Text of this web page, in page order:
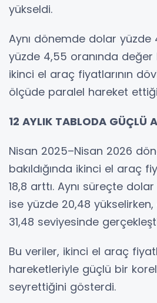
yükseldi.
Aynı dönemde dolar yüzde
yüzde 4,55 oranında değer
ikinci el araç fiyatlarının
ölçüde paralel hareket
12 AYLIK TABLODA GÜÇLÜ
Nisan 2025–Nisan 2026
bakıldığında ikinci el araç
18,8 arttı. Aynı süreçte
ise yüzde 20,48
31,48 seviyesinde
Bu veriler, ikinci el araç
hareketleriyle güçlü bir
seyrettiğini gösterdi.